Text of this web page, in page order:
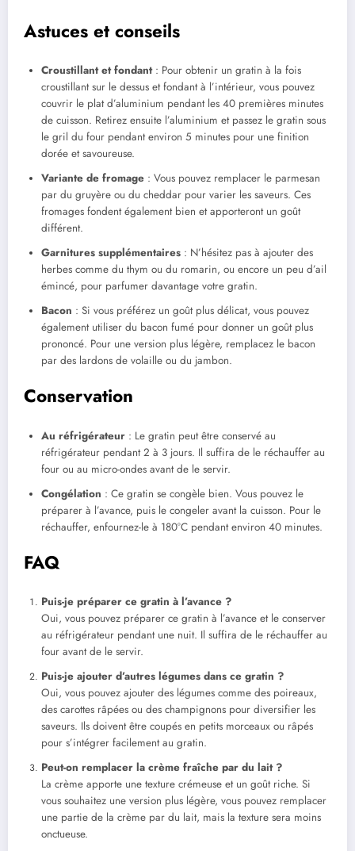
Astuces et conseils
Croustillant et fondant: Pour obtenir un gratin à la fois
croustillant sur le dessus et fondant à l’intérieur, vous pouvez
couvrir le plat d’aluminium pendant les 40 premières minutes
de cuisson. Retirez ensuite l’aluminium et passez le gratin sous
le gril du four pendant environ 5 minutes pour une finition
dorée et savoureuse.
Variante de fromage : Vous pouvez remplacer le parmesan
par du gruyère ou du cheddar pour varier les saveurs. Ces
fromages fondent également bien et apporteront un goût
différent.
Garnitures supplémentaires : N’hésitez pas à ajouter des
herbes comme du thym ou du romarin, ou encore un peu d’ail
émincé, pour parfumer davantage votre gratin.
Bacon : Si vous préférez un goût plus délicat, vous pouvez
également utiliser du bacon fumé pour donner un goût plus
prononcé. Pour une version plus légère, remplacez le bacon
par des lardons de volaille ou du jambon.
Conservation
Au réfrigérateur : Le gratin peut être conservé au
réfrigérateur pendant 2 à 3 jours. Il suffira de le réchauffer au
four ou au micro-ondes avant de le servir.
Congélation : Ce gratin se congèle bien. Vous pouvez le
préparer à l’avance, puis le congeler avant la cuisson. Pour le
réchauffer, enfournez-le à 180°C pendant environ 40 minutes.
FAQ
Puis-je préparer ce gratin à l’avance ?
Oui, vous pouvez préparer ce gratin à l’avance et le conserver
au réfrigérateur pendant une nuit. Il suffira de le réchauffer au
four avant de le servir.
Puis-je ajouter d’autres légumes dans ce gratin ?
Oui, vous pouvez ajouter des légumes comme des poireaux,
des carottes râpées ou des champignons pour diversifier les
saveurs. Ils doivent être coupés en petits morceaux ou râpés
pour s’intégrer facilement au gratin.
Peut-on remplacer la crème fraîche par du lait ?
La crème apporte une texture crémeuse et un goût riche. Si
vous souhaitez une version plus légère, vous pouvez remplacer
une partie de la crème par du lait, mais la texture sera moins
onctueuse.